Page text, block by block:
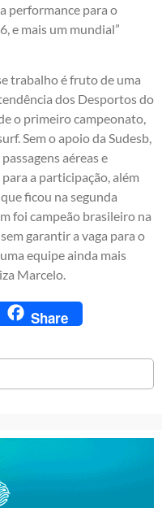
performance para o
e mais um mundial”
trabalho é fruto de uma
dos Desportos do
o primeiro campeonato,
Sem o apoio da Sudesb,
aéreas e
a participação, além
ficou na segunda
foi campeão brasileiro na
garantir a vaga para o
equipe ainda mais
Marcelo.
Share